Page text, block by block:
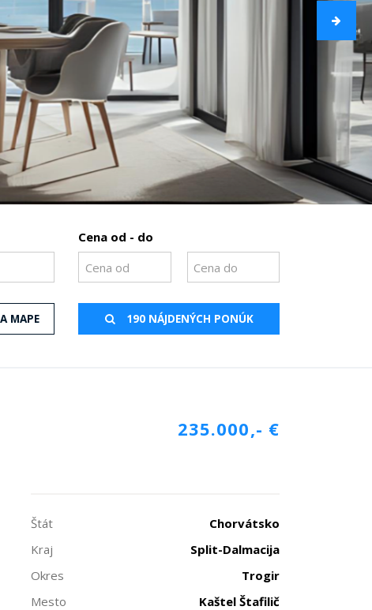
Cena od - do
MAPE 190 NÁJDENÝCH PONÚK
235.000,- €
Štát
Chorvátsko
Kraj
Split-Dalmacija
Okres
Trogir
Mesto
Kaštel Štafilič